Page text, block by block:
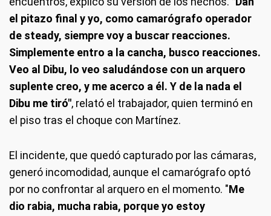
el pitazo final y yo, como camarógrafo operador
de steady, siempre voy a buscar reacciones.
Simplemente entro a la cancha, busco reacciones.
Veo al Dibu, lo veo saludándose con un arquero
suplente creo, y me acerco a él. Y de la nada el
Dibu me tiró", relató el trabajador, quien terminó en
el piso tras el choque con Martínez.
El incidente, que quedó capturado por las cámaras,
generó incomodidad, aunque el camarógrafo optó
por no confrontar al arquero en el momento. "Me
dio rabia, mucha rabia, porque yo estoy